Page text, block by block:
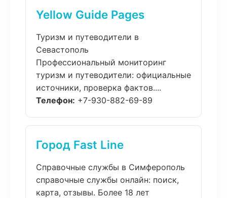
Yellow Guide Pages
Туризм и путеводители в
Севастополь
Профессиональный мониторинг
туризм и путеводители: официальные
источники, проверка фактов....
Телефон: +7-930-882-69-89
Город Fast Line
Справочные службы в Симферополь
справочные службы онлайн: поиск,
карта, отзывы. Более 18 лет